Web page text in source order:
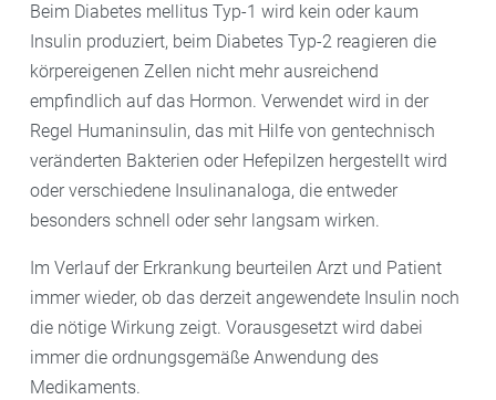
Beim Diabetes mellitus Typ-1 wird kein oder kaum
Insulin produziert, beim Diabetes Typ-2 reagieren die
körpereigenen Zellen nicht mehr ausreichend
empfindlich auf das Hormon. Verwendet wird in der
Regel Humaninsulin, das mit Hilfe von gentechnisch
veränderten Bakterien oder Hefepilzen hergestellt wird
oder verschiedene Insulinanaloga, die entweder
besonders schnell oder sehr langsam wirken.
Im Verlauf der Erkrankung beurteilen Arzt und Patient
immer wieder, ob das derzeit angewendete Insulin noch
die nötige Wirkung zeigt. Vorausgesetzt wird dabei
immer die ordnungsgemäße Anwendung des
Medikaments.